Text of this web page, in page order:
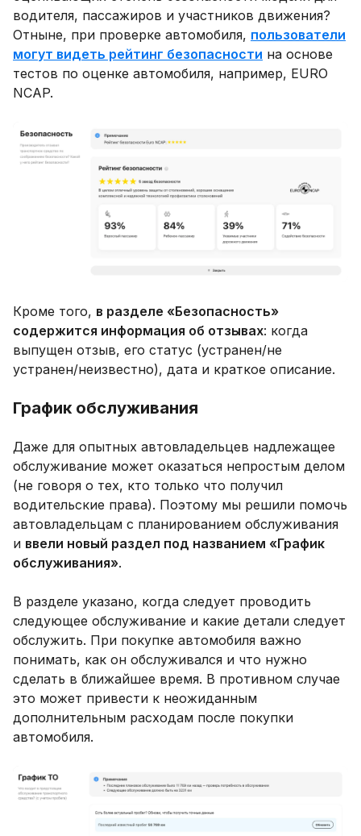
водителя, пассажиров и участников движения?
Отныне, при проверке автомобиля, пользователи
могут видеть рейтинг безопасности на основе
тестов по оценке автомобиля, например, EURO
NCAP.
Кроме того, в разделе «Безопасность»
содержится информация об отзывах: когда
выпущен отзыв, его статус (устранен/не
устранен/неизвестно), дата и краткое описание.
График обслуживания
Даже для опытных автовладельцев надлежащее
обслуживание может оказаться непростым делом
(не говоря о тех, кто только что получил
водительские права). Поэтому мы решили помочь
автовладельцам с планированием обслуживания
и ввели новый раздел под названием «График
обслуживания».
В разделе указано, когда следует проводить
следующее обслуживание и какие детали следует
обслужить. При покупке автомобиля важно
понимать, как он обслуживался и что нужно
сделать в ближайшее время. В противном случае
это может привести к неожиданным
дополнительным расходам после покупки
автомобиля.